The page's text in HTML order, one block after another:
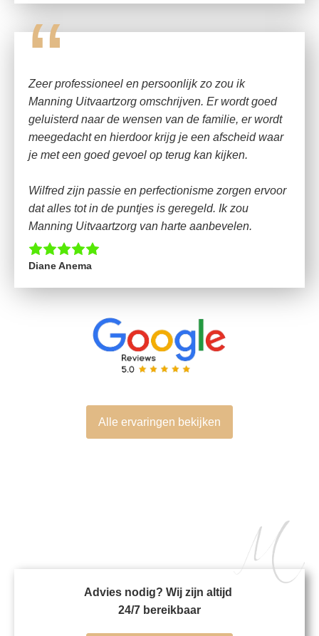
“
Zeer professioneel en persoonlijk zo zou ik
Manning Uitvaartzorg omschrijven. Er wordt goed
geluisterd naar de wensen van de familie, er wordt
meegedacht en hierdoor krijg je een afscheid waar
je met een goed gevoel op terug kan kijken.
Wilfred zijn passie en perfectionisme zorgen ervoor
dat alles tot in de puntjes is geregeld. Ik zou
Manning Uitvaartzorg van harte aanbevelen.
Diane Anema
Alle ervaringen bekijken
Advies nodig? Wij zijn altijd
24/7 bereikbaar